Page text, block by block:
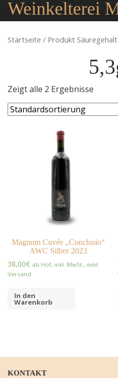
Weinkelterei
Startseite / Produkt
Zeigt alle 2 Ergebnisse
Magnum Cuvée „Conclusio“
AWC Silber 2023
38,00€ ab Hof, inkl. MwSt., exkl.
Versand
In den
Warenkorb
KONTAKT